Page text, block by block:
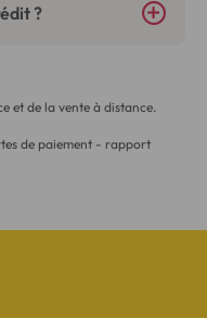
?
et de la vente à distance.
de paiement - rapport